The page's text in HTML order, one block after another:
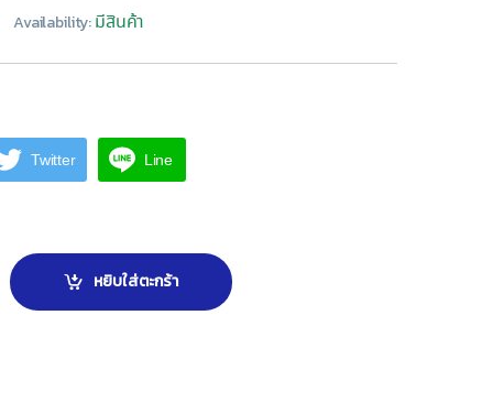
Availability:มีสินค้า
Twitter Line
ทองเหลืองรมดำ quantity
หยิบใส่ตะกร้า